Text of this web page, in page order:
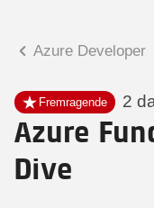
Azure Developer
Fremragende 2
Azure
Dive